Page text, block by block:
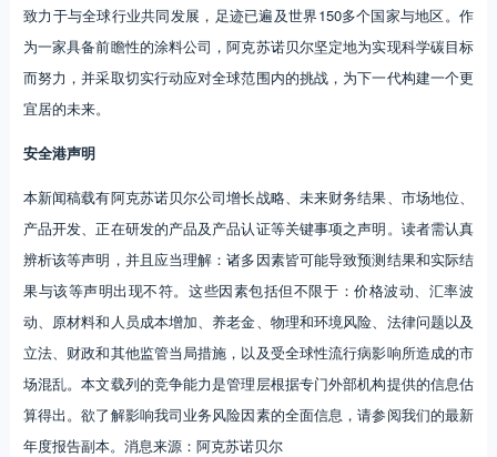
致力于与全球行业共同发展，足迹已遍及世界150多个国家与地区。作
为一家具备前瞻性的涂料公司，阿克苏诺贝尔坚定地为实现科学碳目标
而努力，并采取切实行动应对全球范围内的挑战，为下一代构建一个更
宜居的未来。
安全港声明
本新闻稿载有阿克苏诺贝尔公司增长战略、未来财务结果、市场地位、
产品开发、正在研发的产品及产品认证等关键事项之声明。读者需认真
辨析该等声明，并且应当理解：诸多因素皆可能导致预测结果和实际结
果与该等声明出现不符。这些因素包括但不限于：价格波动、汇率波
动、原材料和人员成本增加、养老金、物理和环境风险、法律问题以及
立法、财政和其他监管当局措施，以及受全球性流行病影响所造成的市
场混乱。本文载列的竞争能力是管理层根据专门外部机构提供的信息估
算得出。欲了解影响我司业务风险因素的全面信息，请参阅我们的最新
年度报告副本。消息来源：阿克苏诺贝尔